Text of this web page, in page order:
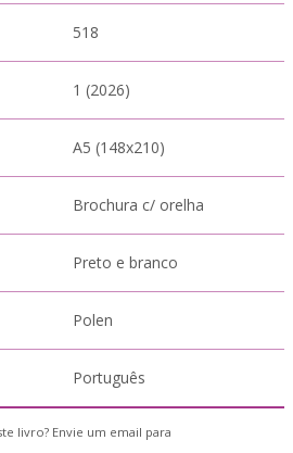
518
1 (2026)
A5 (148x210)
Brochura c/ orelha
Preto e branco
Polen
Português
livro? Envie um email para